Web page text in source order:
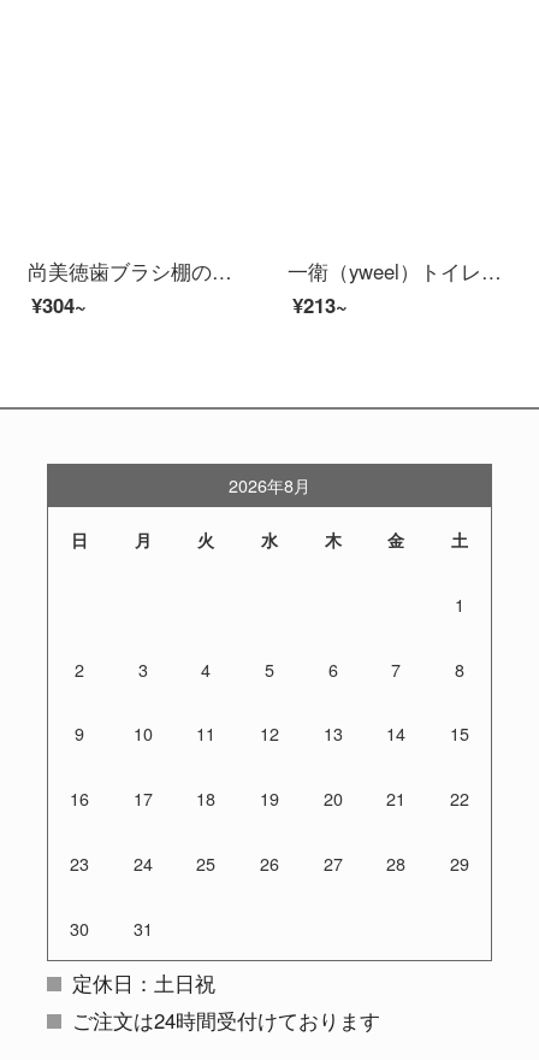
尚美徳歯ブラシ棚の穴が空いていないので、口をすすぐコップです。吸盤壁掛式トイレの歯器カップ棚の創造性風呂場の洗面用品収納棚の歯ブラシ棚の4杯+歯磨き粉しぼり器
¥304~
一衛（yweel）トイレの置物棚無料打穴黒壁掛トイレの洗面台タオル収納棚用品01223-単一層の無レバー棚30 cm
¥213~
2026年8月
日 月 火 水 木 金 土
1
2 3 4 5 6 7 8
9 10 11 12 13 14 15
16 17 18 19 20 21 22
23 24 25 26 27 28 29
30 31
定休日：土日祝
ご注文は24時間受付けております